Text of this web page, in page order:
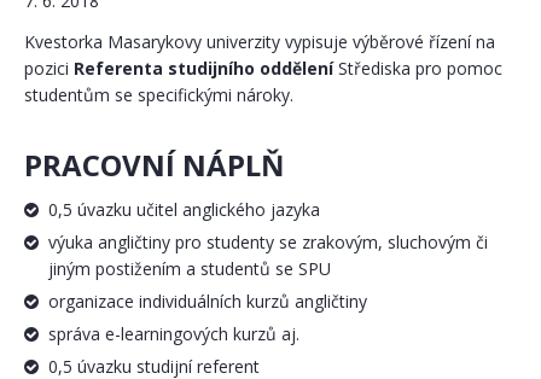
Kvestorka Masarykovy univerzity vypisuje výběrové řízení na
pozici Referenta studijního odděleníStřediska pro pomoc
studentům se specifickými nároky.
PRACOVNÍ NÁPLŇ
0,5 úvazku učitel anglického jazyka
výuka angličtiny pro studenty se zrakovým, sluchovým či
jiným postižením a studentů se SPU
organizace individuálních kurzů angličtiny
správa e-learningových kurzů aj.
0,5 úvazku studijní referent